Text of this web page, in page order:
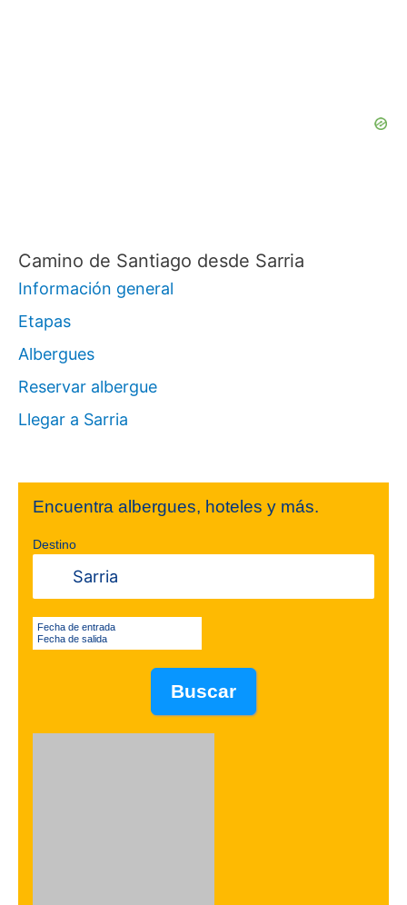
Camino de Santiago desde Sarria
Información general
Etapas
Albergues
Reservar albergue
Llegar a Sarria
Encuentra albergues, hoteles y más.
Destino
Fecha de entrada
Fecha de salida